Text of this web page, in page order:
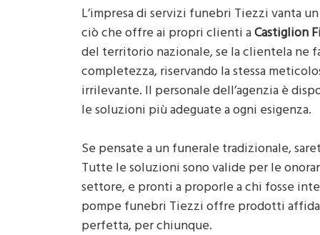
L’impresa di servizi funebri Tiezzi vanta
ciò che offre ai propri clienti aCastiglion
del territorio nazionale, se la clientela ne
completezza, riservando la stessa
irrilevante. Il personale dell’agenzia è
le soluzioni più adeguate a ogni esigenza.
Se pensate a un funerale tradizionale,
Tutte le soluzioni sono valide per le
settore, e pronti a proporle a chi fosse
pompe funebri Tiezzi offre prodotti
perfetta, per chiunque.